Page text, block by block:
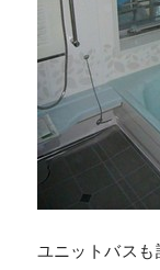
ユニットバス